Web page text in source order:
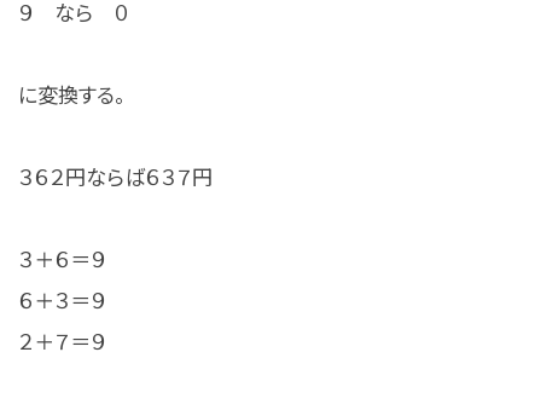
９ なら ０
に変換する。
３６２円ならば６３７円
３＋６＝９
６＋３＝９
２＋７＝９